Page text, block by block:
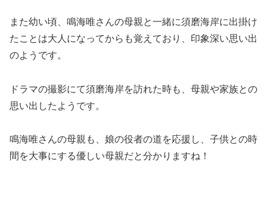
また幼い頃、鳴海唯さんの母親と一緒に須磨海岸に出掛け
たことは大人になってからも覚えており、印象深い思い出
のようです。
ドラマの撮影にて須磨海岸を訪れた時も、母親や家族との
思い出したようです。
鳴海唯さんの母親も、娘の役者の道を応援し、子供との時
間を大事にする優しい母親だと分かりますね！